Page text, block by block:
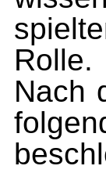
Rolle.
Nach